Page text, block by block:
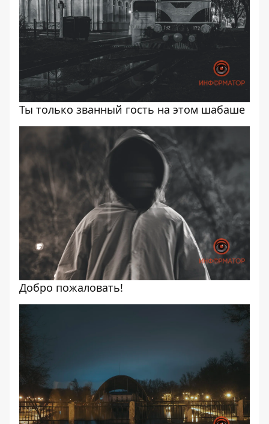
Ты только званный гость на этом шабаше
Добро пожаловать!